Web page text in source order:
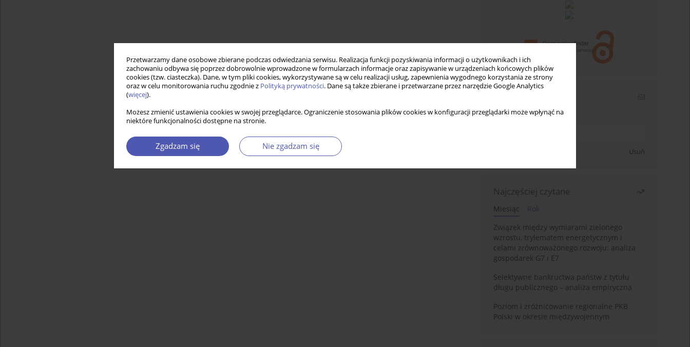
Przetwarzamy dane osobowe zbierane podczas odwiedzania serwisu. Realizacja funkcji pozyskiwania informacji o użytkownikach i ich
zachowaniu odbywa się poprzez dobrowolnie wprowadzone w formularzach informacje oraz zapisywanie w urządzeniach końcowych plików
cookies (tzw. ciasteczka). Dane, w tym pliki cookies, wykorzystywane są w celu realizacji usług, zapewnienia wygodnego korzystania ze strony
oraz w celu monitorowania ruchu zgodnie z Polityką prywatności. Dane są także zbierane i przetwarzane przez narzędzie Google Analytics
(więcej).
Możesz zmienić ustawienia cookies w swojej przeglądarce. Ograniczenie stosowania plików cookies w konfiguracji przeglądarki może wpłynąć na
niektóre funkcjonalności dostępne na stronie.
Zgadzam się Nie zgadzam się
Wpisz swój adres email
Usuń
Najczęściej czytane
Miesiąc
Związek między wymiarami zielonego
wzrostu, trylematem energetycznym i
celami zrównoważonego rozwoju: analiza
gospodarek G7 i E7
Selektywne bankructwa państw z tytułu
długu publicznego – analiza empiryczna
Poziom i zróżnicowanie regionalne PKB
Polski w okresie międzywojennym